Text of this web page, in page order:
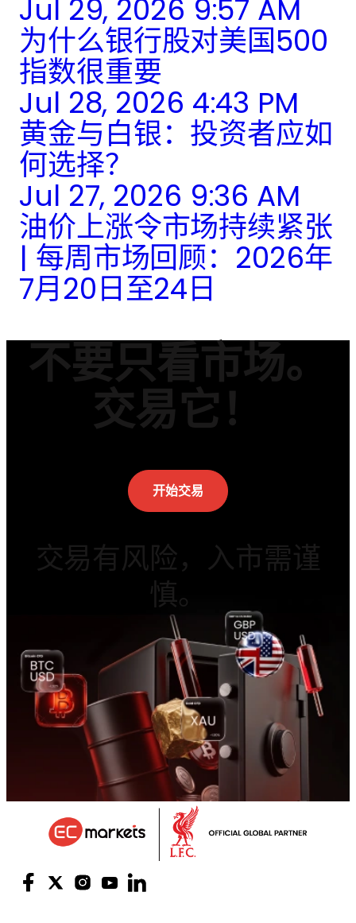
Jul 29, 2026 9:57 AM
为什么银行股对美国500
指数很重要
Jul 28, 2026 4:43 PM
黄金与白银：投资者应如
何选择？
Jul 27, 2026 9:36 AM
油价上涨令市场持续紧张
| 每周市场回顾：2026年
7月20日至24日
不要只看市场。
交易它！
开始交易
交易有风险，入市需谨
慎。